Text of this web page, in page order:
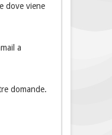
dove viene
a
domande.